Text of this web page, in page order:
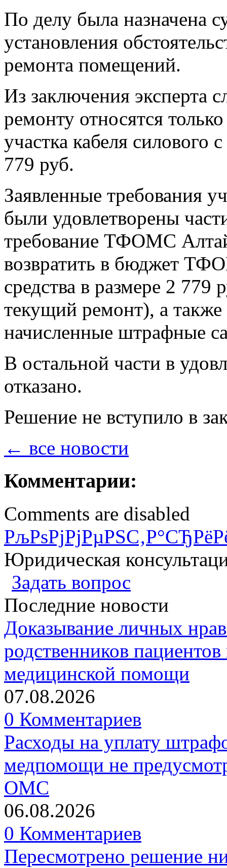
По делу была назначена
установления
ремонта помещений.
Из заключения эксперта
ремонту относятся
участка кабеля
779 руб.
Заявленные требования
были удовлетворены
требование ТФОМС
возвратить в бюджет
средства в размере 2 779
текущий ремонт), а
начисленные штрафные
В остальной части в
отказано.
Решение не вступило в
← все новости
Комментарии:
Comments are disabled
Юридическая
Задать вопрос
Последние новости
Доказывание личных
родственников
медицинской помощи
07.08.2026
0 Комментариев
Расходы на уплату
медпомощи не
ОМС
06.08.2026
0 Комментариев
Пересмотрено решение